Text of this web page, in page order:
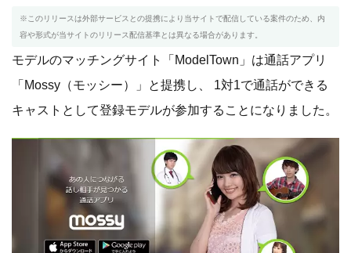
※このリリースは外部サービスとの提携により当サイトで配信している案件のため、内
容や形式が当サイトのリリース配信基準とは異なる場合があります。
モデルのマッチングサイト「ModelTown」は通話アプリ
「Mossy（モッシー）」と提携し、 1対1で通話ができる
キャストとして登録モデルが参加することになりました。